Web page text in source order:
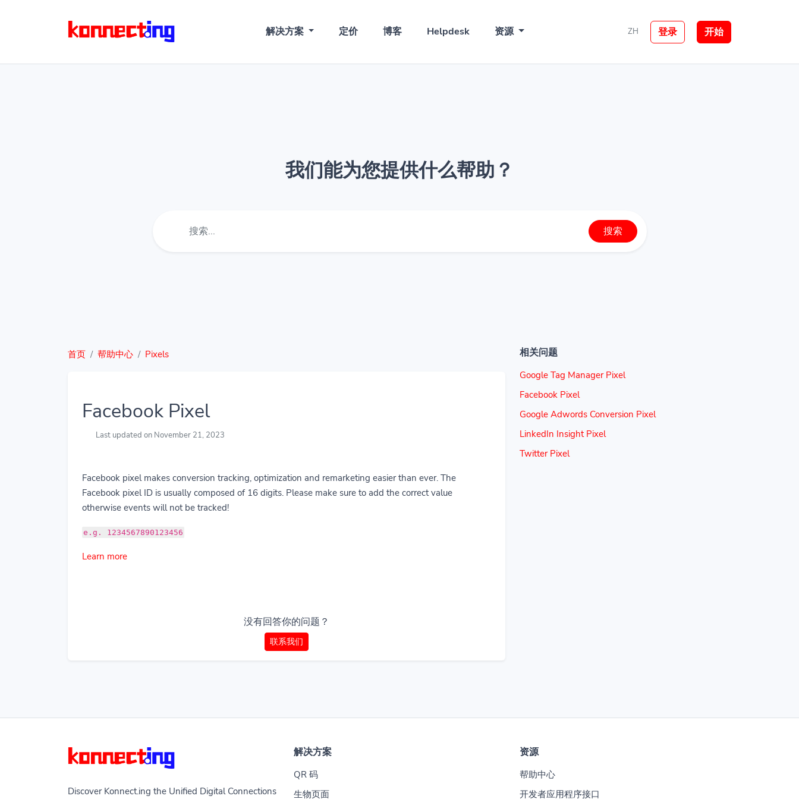
解决方案 定价 博客 Helpdesk 资源 ZH 登录 开始
我们能为您提供什么帮助？
搜索
首页 帮助中心 Pixels
Facebook Pixel
Last updated on November 21, 2023
Facebook pixel makes conversion tracking, optimization and remarketing easier than ever. The
Facebook pixel ID is usually composed of 16 digits. Please make sure to add the correct value
otherwise events will not be tracked!
e.g. 1234567890123456
Learn more
没有回答你的问题？
联系我们
相关问题
Google Tag Manager Pixel
Facebook Pixel
Google Adwords Conversion Pixel
LinkedIn Insight Pixel
Twitter Pixel
Discover Konnect.ing the Unified Digital Connections
解决方案
QR 码
生物页面
资源
帮助中心
开发者应用程序接口